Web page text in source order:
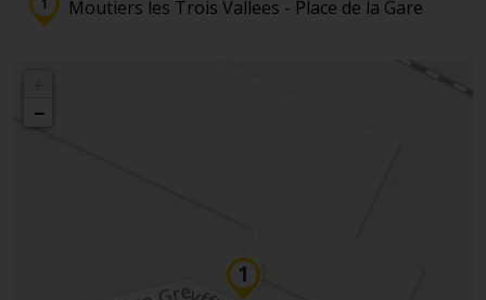
Moutiers les Trois Vallees - Place de la Gare
−